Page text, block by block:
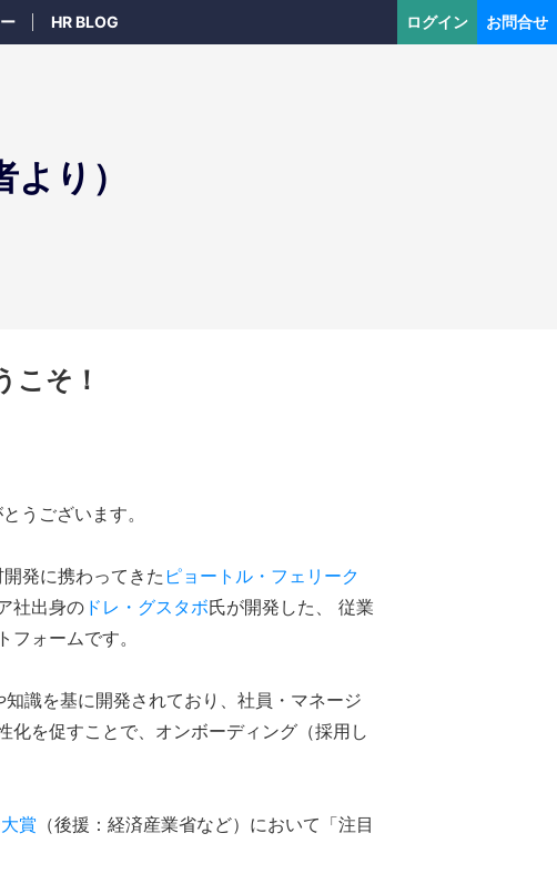
HR BLOG ログイン お問合せ
り）
こそ！
うございます。
発に携わってきた ピョートル・フェリーク
社出身の ドレ・グスタボ氏が開発した、 従業
ォームです。
識を基に開発されており、社員・マネージ
化を促すことで、オンボーディング（採用し
賞 （後援：経済産業省など）において「注目